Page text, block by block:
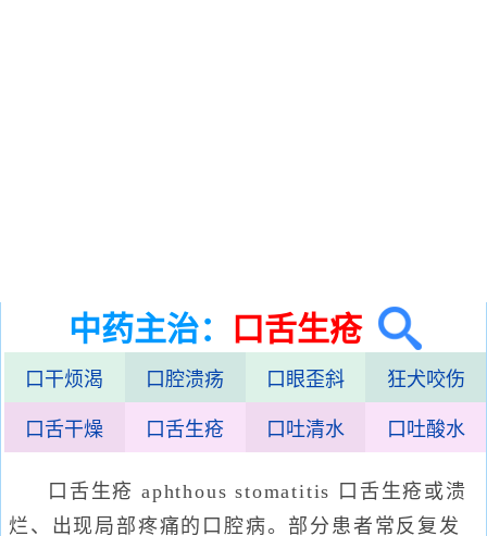
中药主治： 口舌生疮
口干烦渴 口腔溃疡 口眼歪斜 狂犬咬伤
口舌干燥 口舌生疮 口吐清水 口吐酸水
口舌生疮 aphthous stomatitis 口舌生疮或溃
烂、出现局部疼痛的口腔病。部分患者常反复发